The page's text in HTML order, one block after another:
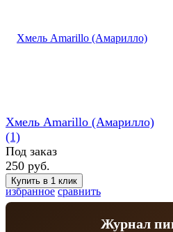
избранное сравнить
Хмель Amarillo (Амарилло)
(1)
Под заказ
250 руб.
Журнал